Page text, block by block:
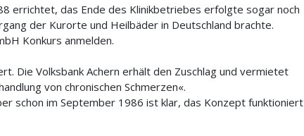
errichtet, das Ende des Klinikbetriebes erfolgte sogar noch
der Kurorte und Heilbäder in Deutschland brachte.
Konkurs anmelden.
Die Volksbank Achern erhält den Zuschlag und vermietet
von chronischen Schmerzen«.
schon im September 1986 ist klar, das Konzept funktioniert